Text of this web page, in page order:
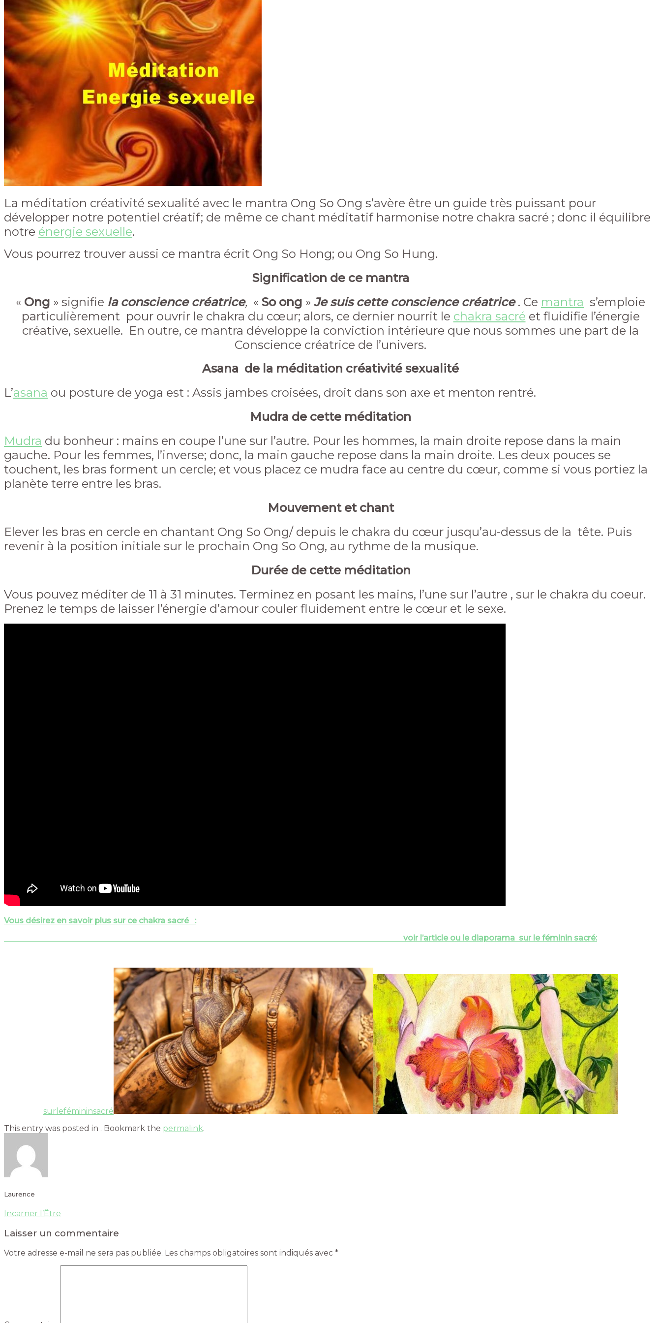
La méditation créativité sexualité avec le mantra Ong So Ong s’avère être un guide très puissant pour
développer notre potentiel créatif; de même ce chant méditatif harmonise notre chakra sacré ; donc il équilibre
notre énergie sexuelle.
Vous pourrez trouver aussi ce mantra écrit Ong So Hong; ou Ong So Hung.
Signification de ce mantra
« Ong » signifie la conscience créatrice, « So ong » Je suis cette conscience créatrice. Ce mantra s’emploie
particulièrement pour ouvrir le chakra du cœur; alors, ce dernier nourrit le chakra sacré et fluidifie l’énergie
créative, sexuelle. En outre, ce mantra développe la conviction intérieure que nous sommes une part de la
Conscience créatrice de l’univers.
Asana de la méditation créativité sexualité
L’asana ou posture de yoga est : Assis jambes croisées, droit dans son axe et menton rentré.
Mudra de cette méditation
Mudra du bonheur : mains en coupe l’une sur l’autre. Pour les hommes, la main droite repose dans la main
gauche. Pour les femmes, l’inverse; donc, la main gauche repose dans la main droite. Les deux pouces se
touchent, les bras forment un cercle; et vous placez ce mudra face au centre du cœur, comme si vous portiez la
planète terre entre les bras.
Mouvement et chant
Elever les bras en cercle en chantant Ong So Ong/ depuis le chakra du cœur jusqu’au-dessus de la tête. Puis
revenir à la position initiale sur le prochain Ong So Ong, au rythme de la musique.
Durée de cette méditation
Vous pouvez méditer de 11 à 31 minutes. Terminez en posant les mains, l’une sur l’autre , sur le chakra du coeur.
Prenez le temps de laisser l’énergie d’amour couler fluidement entre le cœur et le sexe.
Vous désirez en savoir plus sur ce chakra sacré :
voir l’article ou le diaporama sur le féminin sacré:
surlefémininsacré
This entry was posted in . Bookmark the permalink.
Laurence
Incarner l’Être
Laisser un commentaire
Votre adresse e-mail ne sera pas publiée. Les champs obligatoires sont indiqués avec *